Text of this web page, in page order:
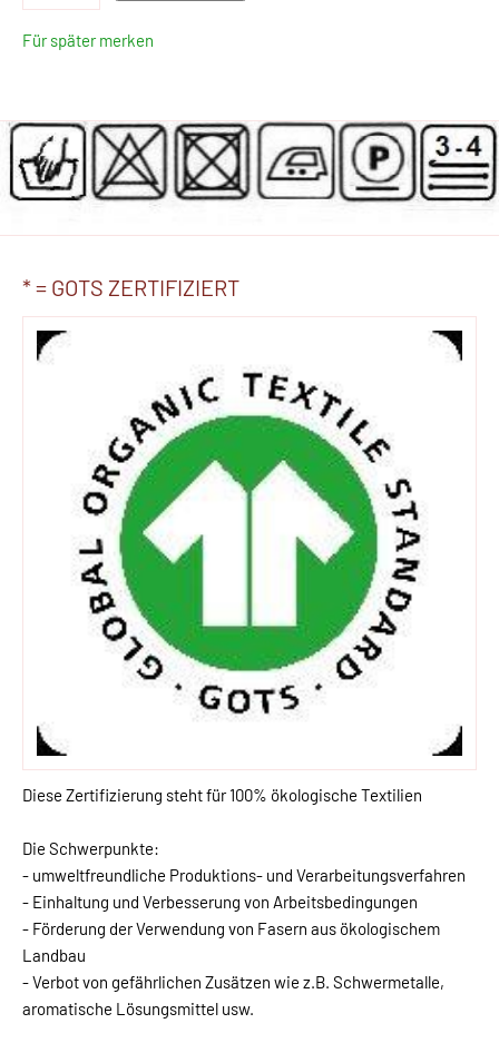
Für später merken
* = GOTS ZERTIFIZIERT
Diese Zertifizierung steht für 100% ökologische Textilien
Die Schwerpunkte:
- umweltfreundliche Produktions- und Verarbeitungsverfahren
- Einhaltung und Verbesserung von Arbeitsbedingungen
- Förderung der Verwendung von Fasern aus ökologischem
Landbau
- Verbot von gefährlichen Zusätzen wie z.B. Schwermetalle,
aromatische Lösungsmittel usw.